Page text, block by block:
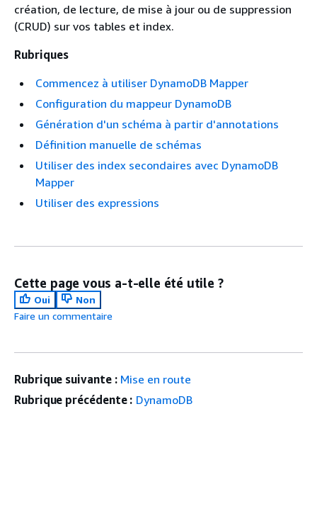
création, de lecture, de mise à jour ou de suppression
(CRUD) sur vos tables et index.
Rubriques
Commencez à utiliser DynamoDB Mapper
Configuration du mappeur DynamoDB
Génération d'un schéma à partir d'annotations
Définition manuelle de schémas
Utiliser des index secondaires avec DynamoDB
Mapper
Utiliser des expressions
Cette page vous a-t-elle été utile ?
Oui
Non
Faire un commentaire
Rubrique suivante : Mise en route
Rubrique précédente : DynamoDB